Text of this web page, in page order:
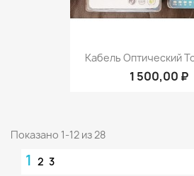
Кабель Оптический
1 500,00 ₽
Показано 1-12 из 28
1 2 3